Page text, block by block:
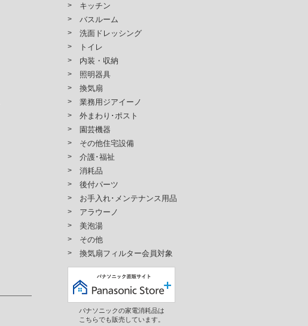
キッチン
バスルーム
洗面ドレッシング
トイレ
内装・収納
照明器具
換気扇
業務用ジアイーノ
外まわり･ポスト
園芸機器
その他住宅設備
介護･福祉
消耗品
後付パーツ
お手入れ･メンテナンス用品
アラウーノ
美泡湯
その他
換気扇フィルター会員対象
パナソニックの家電消耗品は
こちらでも販売しています。